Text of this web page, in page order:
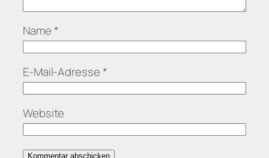
Name *
E-Mail-Adresse *
Website